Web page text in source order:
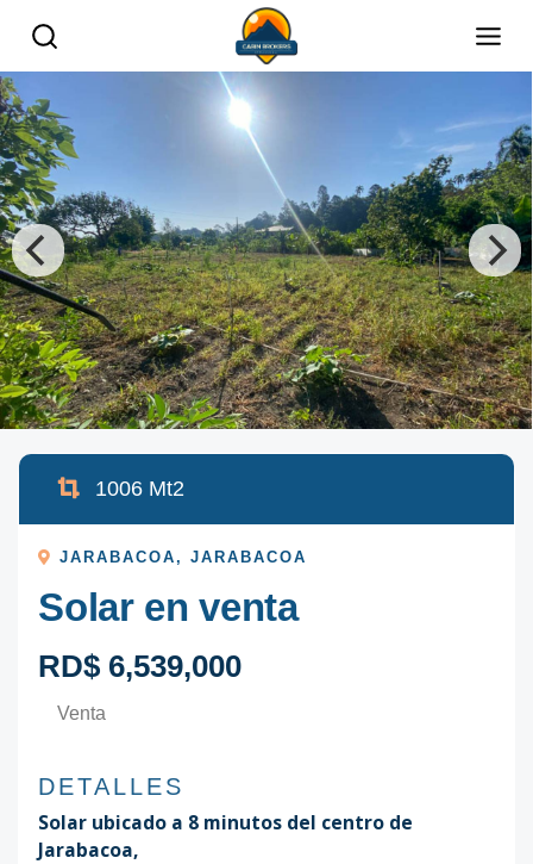
1006 Mt2
JARABACOA ,JARABACOA
Solar en venta
RD$ 6,539,000
Venta
DETALLES
Solar ubicado a 8 minutos del centro de
Jarabacoa,